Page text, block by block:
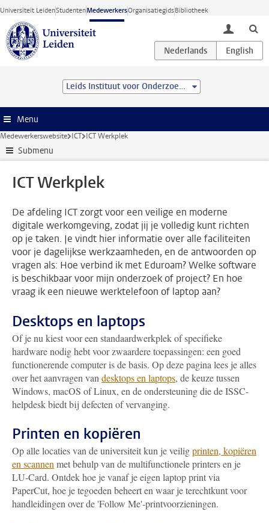
Ga direct naar de inhoud
Universiteit LeidenStudentenMedewerkersOrganisatiegidsBibliotheek
toggle
Leids Instituut voor Onderzoek in de Natuurkunde (LION)
Menu
Medewerkerswebsite ICT ICT Werkplek
Submenu
ICT Werkplek
De afdeling ICT zorgt voor een veilige en moderne
digitale werkomgeving, zodat jij je volledig kunt richten
op je taken. Je vindt hier informatie over alle faciliteiten
voor je dagelijkse werkzaamheden, en de antwoorden op
vragen als: Hoe verbind ik met Eduroam? Welke software
is beschikbaar voor mijn onderzoek of project? En hoe
vraag ik een nieuwe werktelefoon of laptop aan?
Desktops en laptops
Of je nu kiest voor een standaardwerkplek of specifieke
hardware nodig hebt voor zwaardere toepassingen: een goed
functionerende computer is de basis. Op deze pagina lees je alles
over het aanvragen van desktops en laptops, de keuze tussen
Windows, macOS of Linux, en de ondersteuning die de ISSC-
helpdesk biedt bij defecten of vervanging.
Printen en kopiëren
Op alle locaties van de universiteit kun je veiligprinten, kopiëren
en scannen met behulp van de multifunctionele printers en je
LU-Card. Ontdek hoe je vanaf je eigen laptop print via
PaperCut, hoe je tegoeden beheert en waar je terechtkunt voor
handleidingen over de 'Follow Me'-printvoorzieningen.